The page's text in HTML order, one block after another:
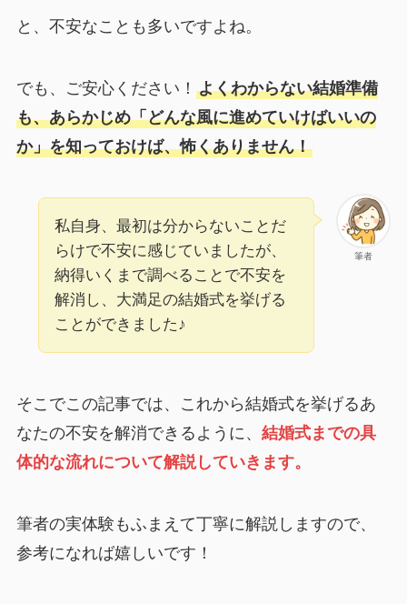
と、不安なことも多いですよね。
でも、ご安心ください！ よくわからない結婚準備
も、あらかじめ「どんな風に進めていけばいいの
か」を知っておけば、怖くありません！
筆者
私自身、最初は分からないことだ
らけで不安に感じていましたが、
納得いくまで調べることで不安を
解消し、大満足の結婚式を挙げる
ことができました♪
そこでこの記事では、これから結婚式を挙げるあ
なたの不安を解消できるように、 結婚式までの具
体的な流れについて解説していきます。
筆者の実体験もふまえて丁寧に解説しますので、
参考になれば嬉しいです！